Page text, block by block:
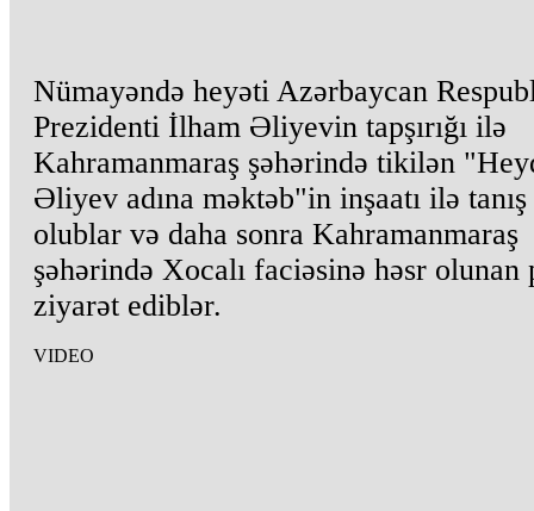
Nümayəndə heyəti Azərbaycan
Prezidenti İlham Əliyevin tapşırığı ilə
Kahramanmaraş şəhərində tikilən
Əliyev adına məktəb"in inşaatı ilə tanış
olublar və daha sonra Kahramanmaraş
şəhərində Xocalı faciəsinə həsr olunan
ziyarət ediblər.
VIDEO